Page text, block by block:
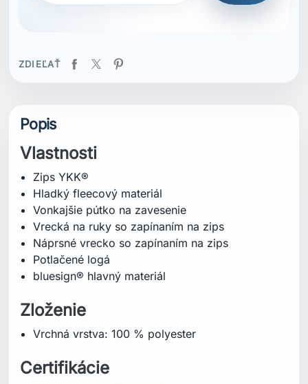
ZDIEĽAŤ
Popis
Vlastnosti
Zips YKK®
Hladký fleecový materiál
Vonkajšie pútko na zavesenie
Vrecká na ruky so zapínaním na zips
Náprsné vrecko so zapínaním na zips
Potlačené logá
bluesign® hlavný materiál
Zloženie
Vrchná vrstva: 100 % polyester
Certifikácie